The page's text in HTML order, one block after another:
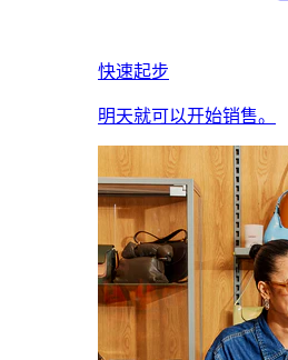
快速起步
明天就可以开始销售。